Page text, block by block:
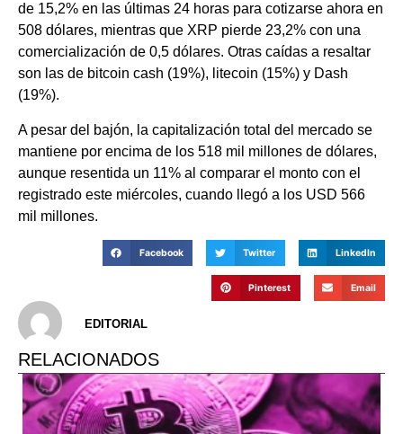
de 15,2% en las últimas 24 horas para cotizarse ahora en
508 dólares, mientras que XRP pierde 23,2% con una
comercialización de 0,5 dólares. Otras caídas a resaltar
son las de bitcoin cash (19%), litecoin (15%) y Dash
(19%).
A pesar del bajón, la capitalización total del mercado se
mantiene por encima de los 518 mil millones de dólares,
aunque resentida un 11% al comparar el monto con el
registrado este miércoles, cuando llegó a los USD 566
mil millones.
Facebook Twitter LinkedIn
Pinterest Email
EDITORIAL
RELACIONADOS